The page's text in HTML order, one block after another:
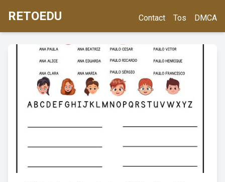
RETOEDU Contact Tos DMCA